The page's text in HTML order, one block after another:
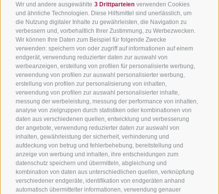
Wir und andere ausgewählte 3 Drittparteien verwenden Cookies
und ähnliche Technologien. Diese Hilfsmittel sind unerlässlich, um
die Nutzung digitaler Inhalte zu gewährleisten, die Navigation zu
verbessern und, vorbehaltlich Ihrer Zustimmung, zu Werbezwecken.
Wir können Ihre Daten zum Beispiel für folgende Zwecke
verwenden: speichern von oder zugriff auf informationen auf einem
endgerät, verwendung reduzierter daten zur auswahl von
werbeanzeigen, erstellung von profilen für personalisierte werbung,
verwendung von profilen zur auswahl personalisierter werbung,
erstellung von profilen zur personalisierung von inhalten,
verwendung von profilen zur auswahl personalisierter inhalte,
messung der werbeleistung, messung der performance von inhalten,
analyse von zielgruppen durch statistiken oder kombinationen von
daten aus verschiedenen quellen, entwicklung und verbesserung
der angebote, verwendung reduzierter daten zur auswahl von
inhalten, gewährleistung der sicherheit, verhinderung und
aufdeckung von betrug und fehlerbehebung, bereitstellung und
anzeige von werbung und inhalten, ihre entscheidungen zum
datenschutz speichern und übermitteln, abgleichung und
kombination von daten aus unterschiedlichen quellen, verknüpfung
verschiedener endgeräte, identifikation von endgeräten anhand
automatisch übermittelter informationen, verwendung genauer
SÜDTIROL
Hotels & Pakete
Urlaubspakete
Unsere Gutscheine
Hot Deals
Bike & Work
SÜDTIROL
Mountainbiken in
Südtirol
Rennradfahren in
Südtirol
Radwege in Südtirol
Bikeshops & Verleihe
Bike-Schulen
Tourenzentrale
Kontakt
Anreise
Zum
info@bikehotels.it